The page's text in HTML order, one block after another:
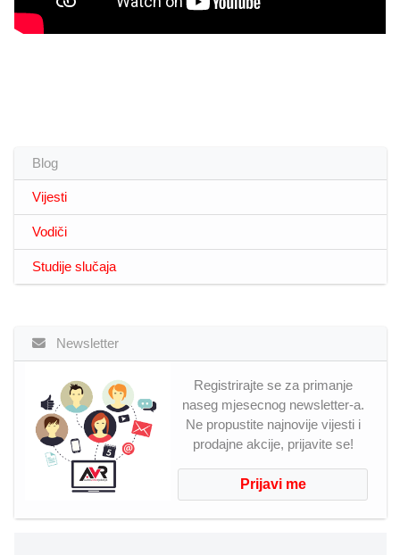
Blog
Vijesti
Vodiči
Studije slučaja
Newsletter
Registrirajte se za primanje
naseg mjesecnog newsletter-a.
Ne propustite najnovije vijesti i
prodajne akcije, prijavite se!
Prijavi me